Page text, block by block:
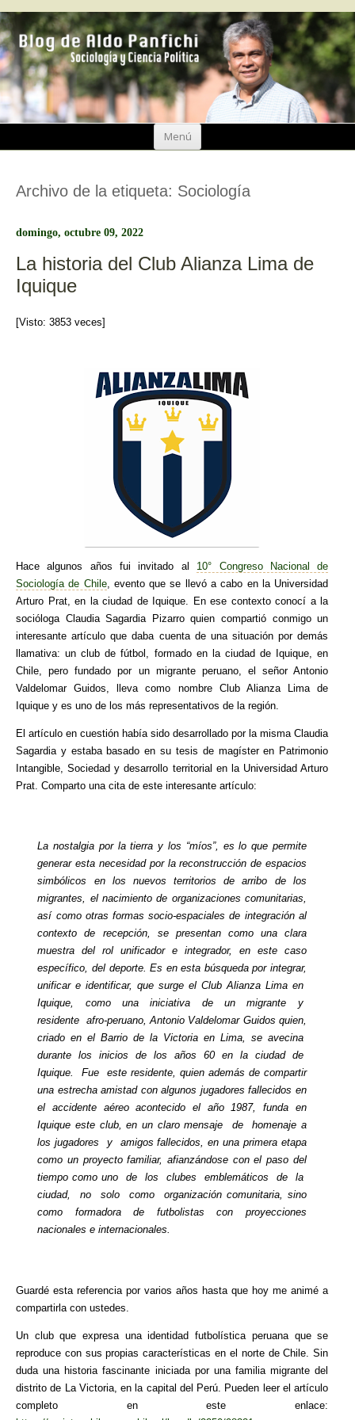
Menú
Ir
Archivo de la etiqueta: Sociología
domingo, octubre 09, 2022
La historia del Club Alianza Lima de
Iquique
[Visto: 3853 veces]
Hace algunos años fui invitado al 10° Congreso Nacional de
Sociología de Chile, evento que se llevó a cabo en la Universidad
Arturo Prat, en la ciudad de Iquique. En ese contexto conocí a la
socióloga Claudia Sagardia Pizarro quien compartió conmigo un
interesante artículo que daba cuenta de una situación por demás
llamativa: un club de fútbol, formado en la ciudad de Iquique, en
Chile, pero fundado por un migrante peruano, el señor Antonio
Valdelomar Guidos, lleva como nombre Club Alianza Lima de
Iquique y es uno de los más representativos de la región.
El artículo en cuestión había sido desarrollado por la misma Claudia
Sagardia y estaba basado en su tesis de magíster en Patrimonio
Intangible, Sociedad y desarrollo territorial en la Universidad Arturo
Prat. Comparto una cita de este interesante artículo:
La nostalgia por la tierra y los “míos”, es lo que permite
generar esta necesidad por la reconstrucción de espacios
simbólicos en los nuevos territorios de arribo de los
migrantes, el nacimiento de organizaciones comunitarias,
así como otras formas socio-espaciales de integración al
contexto de recepción, se presentan como una clara
muestra del rol unificador e integrador, en este caso
específico, del deporte. Es en esta búsqueda por integrar,
unificar e identificar, que surge el Club Alianza Lima en
Iquique, como una iniciativa de un migrante y
residente afro-peruano, Antonio Valdelomar Guidos quien,
criado en el Barrio de la Victoria en Lima, se avecina
durante los inicios de los años 60 en la ciudad de
Iquique. Fue este residente, quien además de compartir
una estrecha amistad con algunos jugadores fallecidos en
el accidente aéreo acontecido el año 1987, funda en
Iquique este club, en un claro mensaje de homenaje a
los jugadores y amigos fallecidos, en una primera etapa
como un proyecto familiar, afianzándose con el paso del
tiempo como uno de los clubes emblemáticos de la
ciudad, no solo como organización comunitaria, sino
como formadora de futbolistas con proyecciones
nacionales e internacionales.
Guardé esta referencia por varios años hasta que hoy me animé a
compartirla con ustedes.
Un club que expresa una identidad futbolística peruana que se
reproduce con sus propias características en el norte de Chile. Sin
duda una historia fascinante iniciada por una familia migrante del
distrito de La Victoria, en la capital del Perú. Pueden leer el artículo
completo en este enlace: